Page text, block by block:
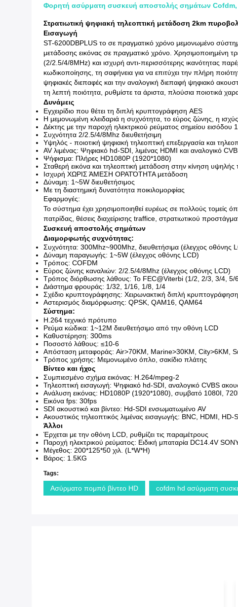
Φορητή ασύρματη συσκευή αποστολής σημάτων Cofdm,
Στρατιωτική ψηφιακή τηλεοπτική μετάδοση 2km
Εισαγωγή
ST-6200DBPLUS το σε πραγματικό χρόνο μεμονωμένο
μετάδοσης εικόνας σε πραγματικό χρόνο. Χρησιμοποιημένη
(2/2.5/4/8MHz) και ισχυρή αντι-περισσότερης ικανότητας
κωδικοποίησης, τη σαφήνεια για να επιτύχει την πλήρη
ψηφιακές διεπαφές και την αναλογική διεπαφή ψηφιακό
τη λεπτή ποιότητα, ρυθμίστε τα άριστα, πλούσια ποιοτικά
Δυνάμεις
Εγχειρίδιο που θέτει τη διπλή κρυπτογράφηση AES
Η μεμονωμένη κλειδαριά η συχνότητα, το εύρος ζώνης, η
Δέκτης με την παροχή ηλεκτρικού ρεύματος σημείου εισόδου
Συχνότητα 2/2.5/4/8Mhz διευθετήσιμη
Υψηλός - ποιοτική ψηφιακή τηλεοπτική επεξεργασία και
AV λιμένας: Ψηφιακό hd-SDI, λιμένας HDMI και αναλογικό
Ψήφισμα: Πλήρες HD1080P (1920*1080)
Σταθερή εικόνα και τηλεοπτική μετάδοση στην κίνηση
Ισχυρή ΧΩΡΙΣ ΆΜΕΣΗ ΟΡΑΤΌΤΗΤΑ μετάδοση
Δύναμη: 1~5W διευθετήσιμος
Με τη διαστημική δυνατότητα ποικιλομορφίας
Εφαρμογές:
Το σύστημα έχει χρησιμοποιηθεί ευρέως σε πολλούς τομείς
πατρίδας, θέσεις διαχείρισης traffice, στρατιωτικού
Συσκευή αποστολής σημάτων
Διαμορφωτής συχνότητας:
Συχνότητα: 300Mhz~900Mhz, διευθετήσιμα (έλεγχος οθόνης
Δύναμη παραγωγής: 1~5W (έλεγχος οθόνης LCD)
Τρόπος: COFDM
Εύρος ζώνης καναλιών: 2/2.5/4/8Mhz (έλεγχος οθόνης LCD)
Τρόπος διόρθωσης λάθους: Το FEC@Viterbi (1/2, 2/3, 3/4, 5/
Διάστημα φρουράς: 1/32, 1/16, 1/8, 1/4
Σχέδιο κρυπτογράφησης: Χειρωνακτική διπλή
Αστερισμός διαμόρφωσης: QPSK, QAM16, QAM64
Σύστημα:
H.264 τεχνικό πρότυπο
Ρεύμα κώδικα: 1~12M διευθετήσιμο από την οθόνη LCD
Καθυστέρηση: 300ms
Ποσοστό λάθους: ≤10-6
Απόσταση μεταφοράς: Air>70KM, Marine>30KM, City>6KM,
Τρόπος χρήσης: Μεμονωμένο όπλο, σακίδιο πλάτης
Βίντεο και ήχος
Συμπιεσμένο σχήμα εικόνας: H.264/mpeg-2
Τηλεοπτική εισαγωγή: Ψηφιακό hd-SDI, αναλογικό CVBS
Ανάλυση εικόνας: HD1080P (1920*1080), συμβατό 1080I,
Εικόνα fps: 30fps
SDI ακουστικό και βίντεο: Hd-SDI ενσωματωμένο AV
Ακουστικός τηλεοπτικός λιμένας εισαγωγής: BNC, HDMI, HD-
Άλλοι
Έρχεται με την οθόνη LCD, ρυθμίζει τις παραμέτρους
Παροχή ηλεκτρικού ρεύματος: Ειδική μπαταρία DC14.4V
Μέγεθος: 200*125*50 χιλ. (L*W*H)
Βάρος: 1.5KG
Tags:
Ασύρματο πομπό βίντεο HD cofdm hd ασύρματη